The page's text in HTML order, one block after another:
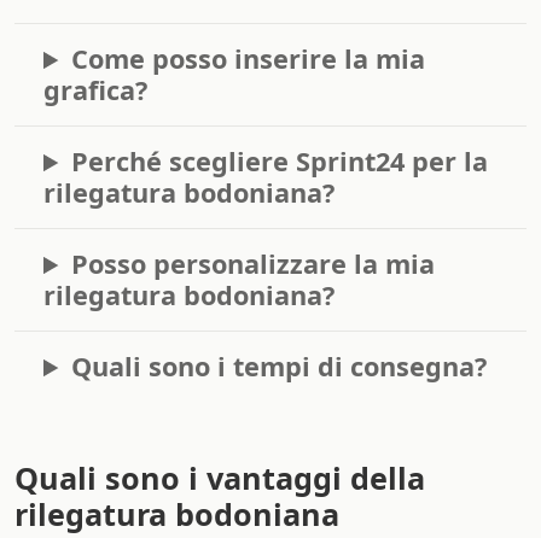
Come posso inserire la mia
grafica?
Perché scegliere Sprint24 per la
rilegatura bodoniana?
Posso personalizzare la mia
rilegatura bodoniana?
Quali sono i tempi di consegna?
Quali sono i vantaggi della
rilegatura bodoniana